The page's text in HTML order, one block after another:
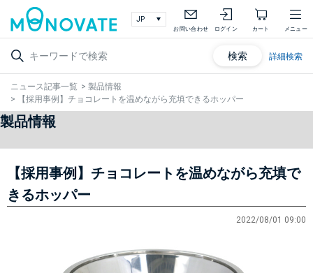
お問い合わせ ログイン カート メニュー
検索 詳細検索
ニュース記事一覧 > 製品情報
>
【採用事例】チョコレートを温めながら充填できるホッパー
製品情報
【採用事例】チョコレートを温めながら充填で
きるホッパー
2022/08/01 09:00